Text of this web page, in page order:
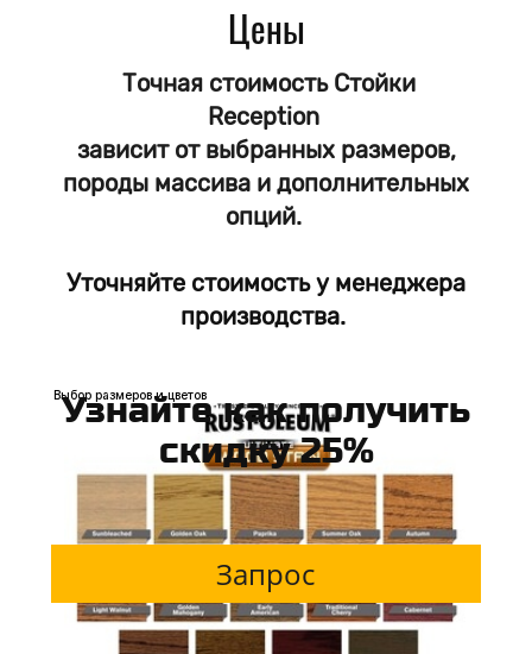
Ясень
Выбор размеров
Выбор цвета
Покрытие Масло - защита от влаги
Доставка до обьекта по РФ
От 40000р. м.п
Выбор размеров и цветов
Цены
Точная стоимость Стойки
Reception
зависит от выбранных размеров,
породы массива и дополнительных
опций.
Уточняйте стоимость у менеджера
производства.
Узнайте как получить
скидку 25%
Запрос